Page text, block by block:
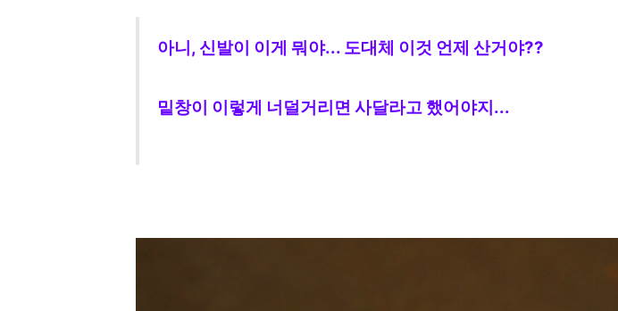
아니, 신발이 이게 뭐야... 도대체 이것 언제 산거야??
밑창이 이렇게 너덜거리면 사달라고 했어야지...